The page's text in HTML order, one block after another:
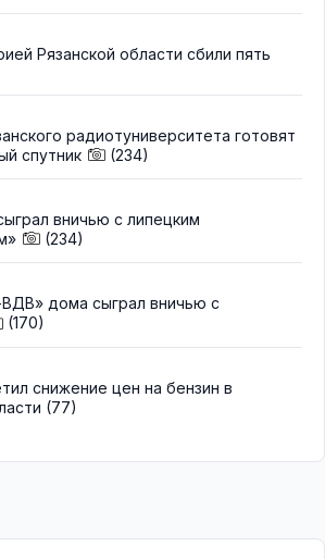
Рязанской области сбили пять
радиотуниверситета готовят
спутник
(234)
вничью с липецким
(234)
дома сыграл вничью с
(170)
снижение цен на бензин в
(77)